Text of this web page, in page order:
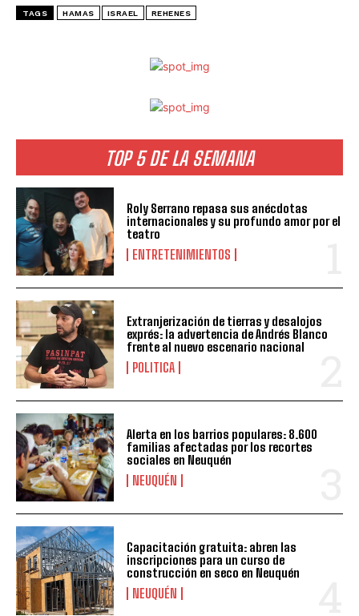
TOP 5 DE LA SEMANA
Roly Serrano repasa sus anécdotas
internacionales y su profundo amor por el
teatro
ENTRETENIMIENTOS
Extranjerización de tierras y desalojos
exprés: la advertencia de Andrés Blanco
frente al nuevo escenario nacional
POLITICA
Alerta en los barrios populares: 8.600
familias afectadas por los recortes
sociales en Neuquén
NEUQUÉN
Capacitación gratuita: abren las
inscripciones para un curso de
construcción en seco en Neuquén
NEUQUÉN
TAGS HAMAS ISRAEL REHENES